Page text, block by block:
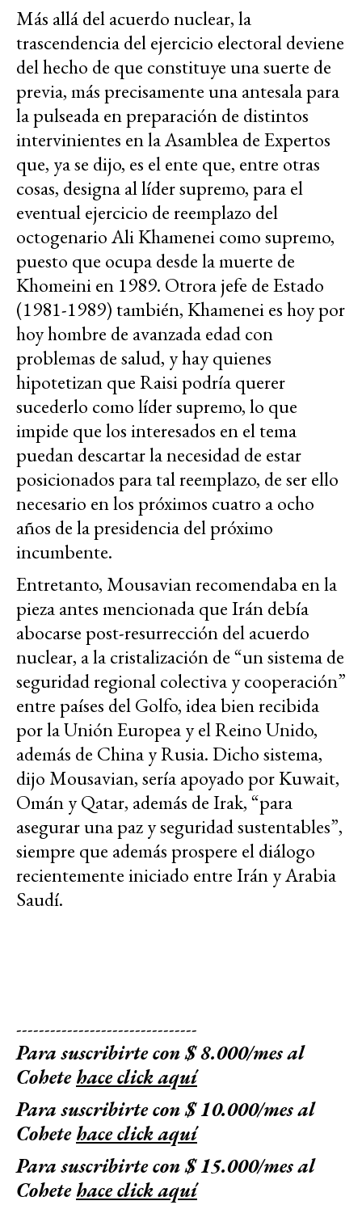
Más allá del acuerdo nuclear, la
trascendencia del ejercicio electoral deviene
del hecho de que constituye una suerte de
previa, más precisamente una antesala para
la pulseada en preparación de distintos
intervinientes en la Asamblea de Expertos
que, ya se dijo, es el ente que, entre otras
cosas, designa al líder supremo, para el
eventual ejercicio de reemplazo del
octogenario Ali Khamenei como supremo,
puesto que ocupa desde la muerte de
Khomeini en 1989. Otrora jefe de Estado
(1981-1989) también, Khamenei es hoy por
hoy hombre de avanzada edad con
problemas de salud, y hay quienes
hipotetizan que Raisi podría querer
sucederlo como líder supremo, lo que
impide que los interesados en el tema
puedan descartar la necesidad de estar
posicionados para tal reemplazo, de ser ello
necesario en los próximos cuatro a ocho
años de la presidencia del próximo
incumbente.
Entretanto, Mousavian recomendaba en la
pieza antes mencionada que Irán debía
abocarse post-resurrección del acuerdo
nuclear, a la cristalización de “un sistema de
seguridad regional colectiva y cooperación”
entre países del Golfo, idea bien recibida
por la Unión Europea y el Reino Unido,
además de China y Rusia. Dicho sistema,
dijo Mousavian, sería apoyado por Kuwait,
Omán y Qatar, además de Irak, “para
asegurar una paz y seguridad sustentables”,
siempre que además prospere el diálogo
recientemente iniciado entre Irán y Arabia
Saudí.
--------------------------------
Para suscribirte con $ 8.000/mes al
Cohetehace click aquí
Para suscribirte con $ 10.000/mes al
Cohetehace click aquí
Para suscribirte con $ 15.000/mes al
Cohetehace click aquí